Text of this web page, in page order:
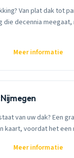
Van plat dak tot
die decennia
Meer informatie
van uw dak? Een
kaart, voordat het
Meer informatie